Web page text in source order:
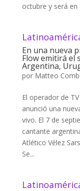
octubre y será en
En una nueva
Flow emitirá el
Argentina,
por Matteo
El operador de
anunció una
vivo. El 7 de
cantante
Atlético Vélez
Se...